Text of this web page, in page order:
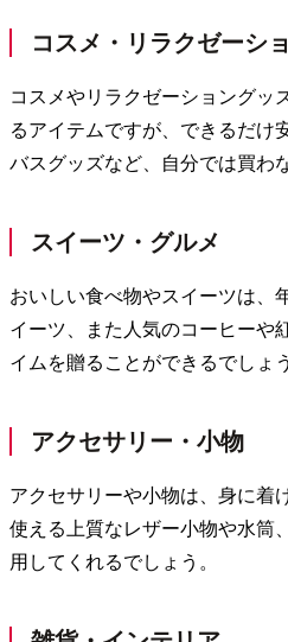
コスメ・リラクゼーシ
コスメやリラクゼーショングッ
るアイテムですが、できるだけ
バスグッズなど、自分では買わ
スイーツ・グルメ
おいしい食べ物やスイーツは、
イーツ、また人気のコーヒーや
イムを贈ることができるでしょう
アクセサリー・小物
アクセサリーや小物は、身に着
使える上質なレザー小物や水筒
用してくれるでしょう。